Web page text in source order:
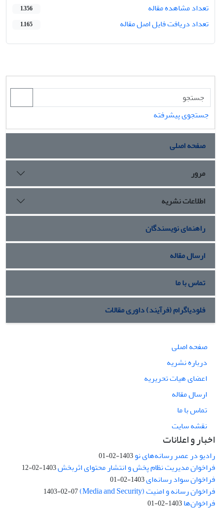
تعداد مشاهده مقاله
1,356
تعداد دریافت فایل اصل مقاله 1,165
جستجوی پیشرفته
صفحه اصلی
مرور
اطلاعات نشریه
راهنمای نویسندگان
ارسال مقاله
تماس با ما
فلودیاگرام (فرآیند) داوری مقالات
صفحه اصلی
درباره نشریه
اعضای هیات تحریریه
ارسال مقاله
تماس با ما
نقشه سایت
اخبار و اعلانات
رادیو در عصر رسانه‌های نو1403-02-01
فراخوان مدیریت نظام پخش و انتشار محتوای اثربخش1403-02-12
فراخوان سواد رسانه‌ای1403-02-01
فراخوان رسانه و امنیت (Media and Security) 1403-02-07
فراخوان‌ها1403-02-01